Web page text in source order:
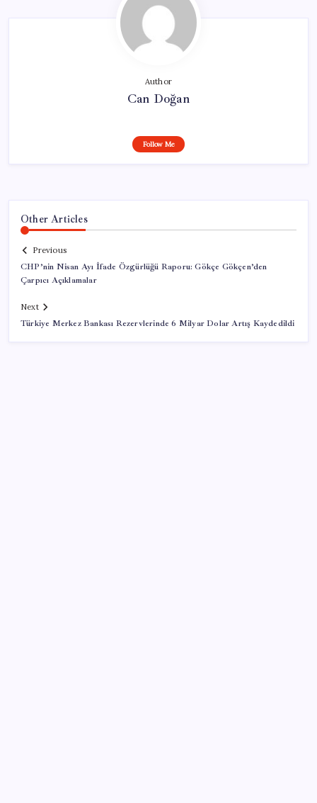
Author
Can Doğan
Follow Me
Other Articles
Previous
CHP’nin Nisan Ayı İfade Özgürlüğü Raporu: Gökçe Gökçen’den
Çarpıcı Açıklamalar
Next
Türkiye Merkez Bankası Rezervlerinde 6 Milyar Dolar Artış Kaydedildi